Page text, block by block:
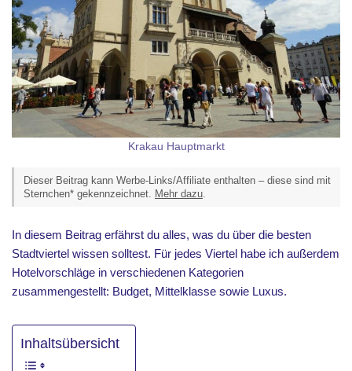
Krakau Hauptmarkt
Dieser Beitrag kann Werbe-Links/Affiliate enthalten – diese sind mit
Sternchen* gekennzeichnet. Mehr dazu.
In diesem Beitrag erfährst du alles, was du über die besten
Stadtviertel wissen solltest. Für jedes Viertel habe ich außerdem
Hotelvorschläge in verschiedenen Kategorien
zusammengestellt: Budget, Mittelklasse sowie Luxus.
Inhaltsübersicht